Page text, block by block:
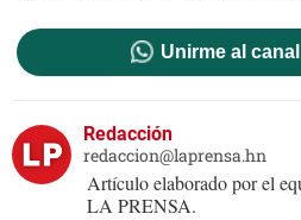
Unirme al
Redacción
redaccion@laprensa.hn
Artículo elaborado por el
LA PRENSA.